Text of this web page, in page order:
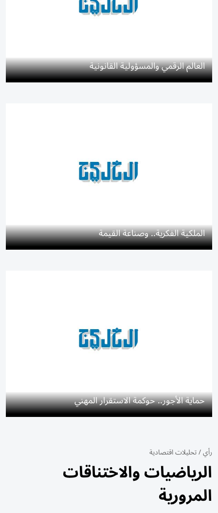
العالم الرقمي والمسؤولية القانونية
الملكية الفكرية.. وصناعة القيمة
حماية الأجور.. حوكمة الاستقرار المهني
رأي/تحليلات اقتصادية
الرياضيات والاختناقات
المرورية